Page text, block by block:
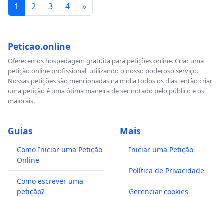
1 2 3 4 »
Peticao.online
Oferecemos hospedagem gratuita para petições online. Criar uma
petição online profissional, utilizando o nosso poderoso serviço.
Nossas petições são mencionadas na mídia todos os dias, então criar
uma petição é uma ótima maneira de ser notado pelo público e os
maiorais.
Guias
Como Iniciar uma Petição
Online
Como escrever uma
petição?
Mais
Iniciar uma Petição
Política de Privacidade
Gerenciar cookies